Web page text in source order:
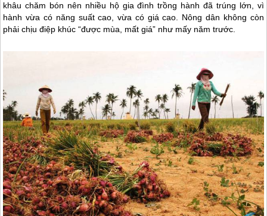
khâu chăm bón nên nhiều hộ gia đình trồng hành đã trúng lớn, vì
hành vừa có năng suất cao, vừa có giá cao. Nông dân không còn
phải chịu điệp khúc “được mùa, mất giá” như mấy năm trước.